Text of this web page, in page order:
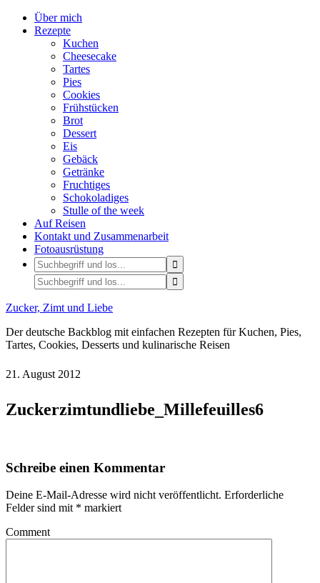
Über mich
Rezepte
Kuchen
Cheesecake
Tartes
Pies
Cookies
Frühstücken
Brot
Dessert
Eis
Gebäck
Getränke
Fruchtiges
Schokoladiges
Stulle of the week
Auf Reisen
Kontakt und Zusammenarbeit
Fotoausrüstung
Zucker, Zimt und Liebe
Der deutsche Backblog mit einfachen Rezepten für Kuchen, Pies,
Tartes, Cookies, Desserts und kulinarische Reisen
21. August 2012
Zuckerzimtundliebe_Millefeuilles6
Schreibe einen Kommentar
Deine E-Mail-Adresse wird nicht veröffentlicht. Erforderliche
Felder sind mit * markiert
Comment